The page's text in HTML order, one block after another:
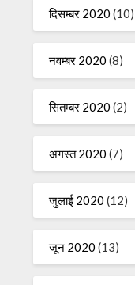
दिसम्बर 2020 (10)
नवम्बर 2020 (8)
सितम्बर 2020 (2)
अगस्त 2020 (7)
जुलाई 2020 (12)
जून 2020 (13)